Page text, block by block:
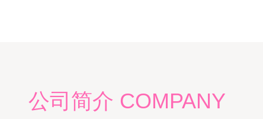
公司简介 COMPANY